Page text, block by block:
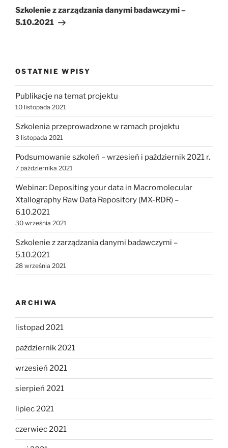
wpis
Szkolenie z zarządzania danymi badawczymi –
5.10.2021
OSTATNIE WPISY
Publikacje na temat projektu
10 listopada 2021
Szkolenia przeprowadzone w ramach projektu
3 listopada 2021
Podsumowanie szkoleń – wrzesień i październik 2021 r.
7 października 2021
Webinar: Depositing your data in Macromolecular
Xtallography Raw Data Repository (MX-RDR) –
6.10.2021
30 września 2021
Szkolenie z zarządzania danymi badawczymi –
5.10.2021
28 września 2021
ARCHIWA
listopad 2021
październik 2021
wrzesień 2021
sierpień 2021
lipiec 2021
czerwiec 2021